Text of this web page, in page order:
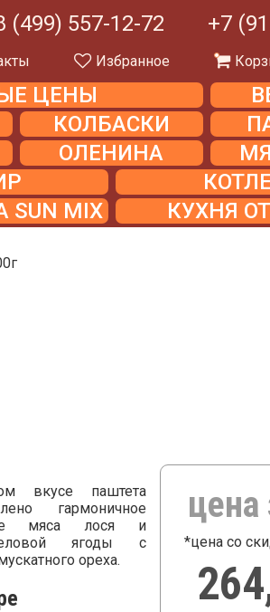
(499) 557-12-72 +7
Избранное
ЦЕНЫ
КОЛБАСКИ
ОЛЕНИНА
MIX КУХНЯ
вкусе паштета
гармоничное
мяса лося и
ягоды с
ореха.
*цена со